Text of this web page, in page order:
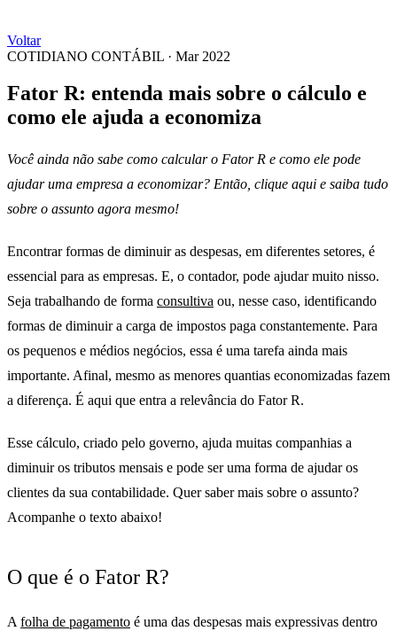
Voltar
COTIDIANO CONTÁBIL · Mar 2022
Fator R: entenda mais sobre o cálculo e
como ele ajuda a economiza
Você ainda não sabe como calcular o Fator R e como ele pode
ajudar uma empresa a economizar? Então, clique aqui e saiba tudo
sobre o assunto agora mesmo!
Encontrar formas de diminuir as despesas, em diferentes setores, é
essencial para as empresas. E, o contador, pode ajudar muito nisso.
Seja trabalhando de forma consultiva ou, nesse caso, identificando
formas de diminuir a carga de impostos paga constantemente. Para
os pequenos e médios negócios, essa é uma tarefa ainda mais
importante. Afinal, mesmo as menores quantias economizadas fazem
a diferença. É aqui que entra a relevância do Fator R.
Esse cálculo, criado pelo governo, ajuda muitas companhias a
diminuir os tributos mensais e pode ser uma forma de ajudar os
clientes da sua contabilidade. Quer saber mais sobre o assunto?
Acompanhe o texto abaixo!
O que é o Fator R?
A folha de pagamento é uma das despesas mais expressivas dentro